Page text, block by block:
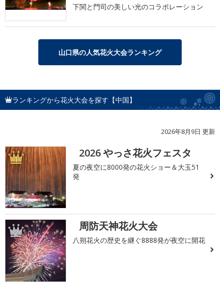
下関と門司の美しい光のコラボレーション
山口県の人気花火大会ランキング
ランキングから花火大会を探す【中国】
2026年8月9日 更新
1 2026 やっさ花火フェスタ
夏の夜空に8000発の花火ショー＆大玉51
発
2 周防天神花火大会
八朔花火の歴史を継ぐ8888発が夜空に開花